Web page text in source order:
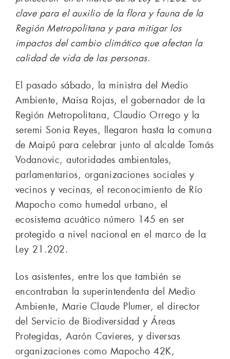
clave para el auxilio de la flora y fauna de la
Región Metropolitana y para mitigar los
impactos del cambio climático que afectan la
calidad de vida de las personas.
El pasado sábado, la ministra del Medio
Ambiente, Maisa Rojas, el gobernador de la
Región Metropolitana, Claudio Orrego y la
seremi Sonia Reyes, llegaron hasta la comuna
de Maipú para celebrar junto al alcalde Tomás
Vodanovic, autoridades ambientales,
parlamentarios, organizaciones sociales y
vecinos y vecinas, el reconocimiento de Río
Mapocho como humedal urbano, el
ecosistema acuático número 145 en ser
protegido a nivel nacional en el marco de la
Ley 21.202.
Los asistentes, entre los que también se
encontraban la superintendenta del Medio
Ambiente, Marie Claude Plumer, el director
del Servicio de Biodiversidad y Áreas
Protegidas, Aarón Cavieres, y diversas
organizaciones como Mapocho 42K,